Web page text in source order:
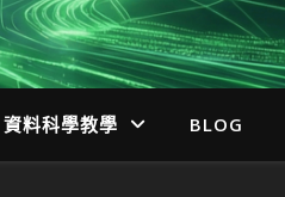
資料科學教學 BLOG